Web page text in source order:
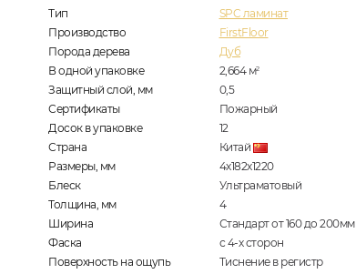
Тип
SPC ламинат
Производство
FirstFloor
Порода дерева
Дуб
В одной упаковке
2,664 м2
Защитный слой, мм
0,5
Сертификаты
Пожарный
Досок в упаковке
12
Страна
Китай
Размеры, мм
4х182х1220
Блеск
Ультраматовый
Толщина, мм
4
Ширина
Стандарт от 160 до 200мм
Фаска
с 4-х сторон
Поверхность на ощупь
Тиснение в регистр